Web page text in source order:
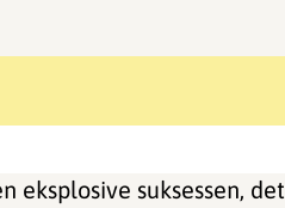
eksplosive suksessen, det